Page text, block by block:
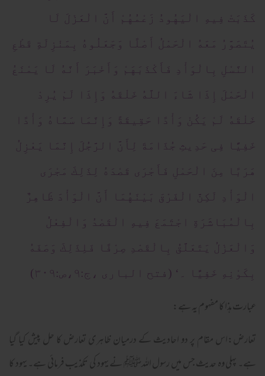
کَذَبَتْ فِیهِ الْیَهُودُ زَعْمُهُمْ أَنَّ الْعَزْلَ لَا
یُتَصَوَّرُ مَعَهُ الْحَمْلُ أَصْلًا وَجَعَلُوهُ بِمَنْزِلَةِ قَطْعِ
النَّسْلِ بِالْوَأْدِ فَأَکْذَبَهَمْ وَأَخْبَرَ أَنَّهُ لَا یَمْنَعُ
الْحَمْلَ إِذَا شَاءَ اللَّهُ خَلْقَهُ وَإِذَا لَمْ یُرِدْ
خَلْقَهُ لَمْ یَکُنْ وَأْدًا حَقِیقَةً وَإِنَّمَا سَمَّاهُ وَأْدًا
خَفِیًّا فِی حَدِیثِ جُذَامَةَ لِأَنَّ الرَّجُلَ إِنَّمَا یَعْزِلُ
هَرَبًا مِنَ الْحَمْلِ فَأَجْرَی قَصْدَهُ لِذَلِكَ مَجْرَی
الْوَأْدِ لَکِنَّ الْفَرْقَ بَیْنَهُمَا أَنَّ الْوَأْدَ ظَاهِرٌ
بِالْمُبَاشَرَةِ اجْتَمَعَ فِیهِ الْقَصْدُ وَالْفِعْلُ
وَالْعَزْلُ یَتَعَلَّقُ بِالْقَصْدِ صِرْفًا فَلِذَلِكَ وَصَفَهُ
بِکَوْنِهِ خَفِیًّا ۔‘ (فتح الباری ،ج:۹،ص:۳۰۹)
عبارت ہذا کا مفہوم یہ ہے:
تعارض:اس مقام پر دو احادیث کے درمیان ظاہری تعارض کا حل پیش کیا گیا
ہے۔ پہلی وہ حدیث جس میں رسول اللہﷺ نے یہود کی تکذیب فرمائی ہے۔ یہود کا